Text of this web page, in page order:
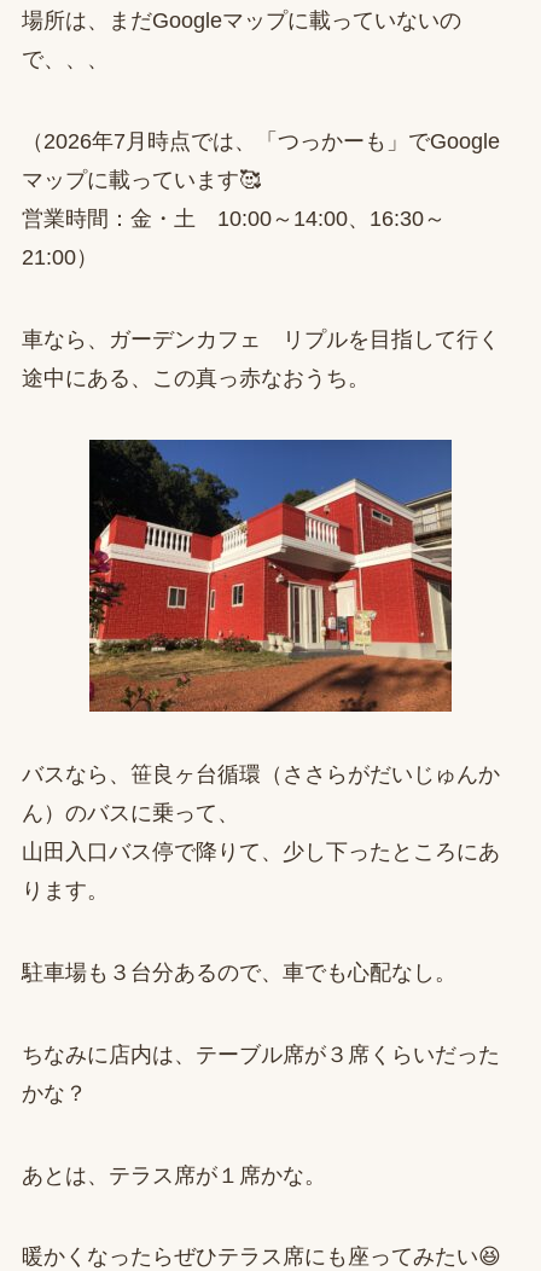
場所は、まだGoogleマップに載っていないの
で、、、
（2026年7月時点では、「つっかーも」でGoogle
マップに載っています🥰
営業時間：金・土 10:00～14:00、16:30～
21:00）
車なら、ガーデンカフェ リプルを目指して行く
途中にある、この真っ赤なおうち。
バスなら、笹良ヶ台循環（ささらがだいじゅんか
ん）のバスに乗って、
山田入口バス停で降りて、少し下ったところにあ
ります。
駐車場も３台分あるので、車でも心配なし。
ちなみに店内は、テーブル席が３席くらいだった
かな？
あとは、テラス席が１席かな。
暖かくなったらぜひテラス席にも座ってみたい😆